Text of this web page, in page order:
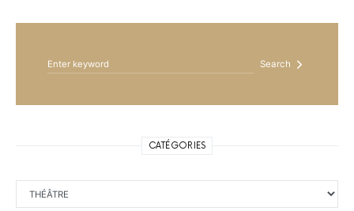
Search
CATÉGORIES